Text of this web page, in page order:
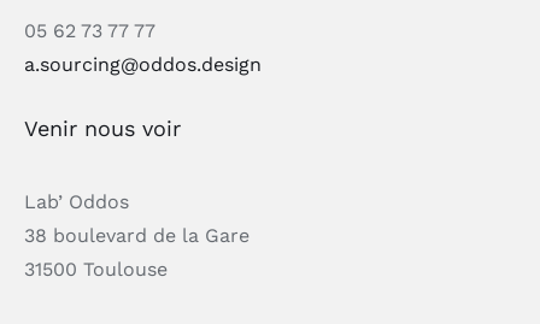
05 62 73 77 77
a.sourcing@oddos.design
Venir nous voir
Lab’ Oddos
38 boulevard de la Gare
31500 Toulouse